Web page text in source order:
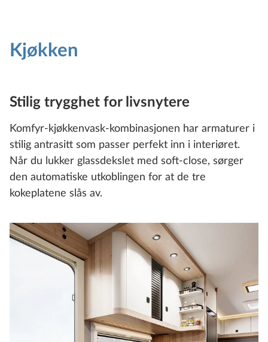
Kjøkken
Stilig trygghet for livsnytere
Komfyr-kjøkkenvask-kombinasjonen har armaturer i
stilig antrasitt som passer perfekt inn i interiøret.
Når du lukker glassdekslet med soft-close, sørger
den automatiske utkoblingen for at de tre
kokeplatene slås av.